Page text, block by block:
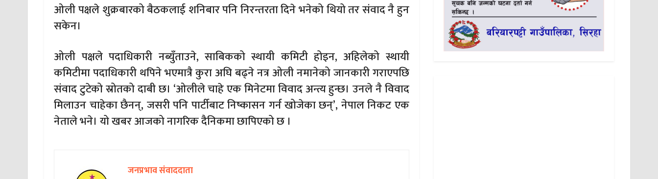
ओली पक्षले शुक्रबारको बैठकलाई शनिबार पनि निरन्तरता दिने भनेको थियो तर संवाद नै हुन
सकेन।
ओली पक्षले पदाधिकारी नब्युँताउने, साबिकको स्थायी कमिटी होइन, अहिलेको स्थायी
कमिटीमा पदाधिकारी थपिने भएमात्रै कुरा अघि बढ्ने नत्र ओली नमानेको जानकारी गराएपछि
संवाद टुटेको स्रोतको दाबी छ। ‘ओलीले चाहे एक मिनेटमा विवाद अन्त्य हुन्छ। उनले नै विवाद
मिलाउन चाहेका छैनन्, जसरी पनि पार्टीबाट निष्कासन गर्न खोजेका छन्’, नेपाल निकट एक
नेताले भने। यो खबर आजको नागरिक दैनिकमा छापिएको छ ।
जनप्रभाव संवाददाता